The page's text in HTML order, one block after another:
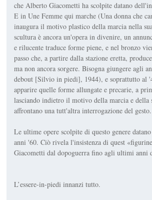
che Alberto Giacometti ha scolpite datano
E in Une Femme qui marche (Una donna che
inaugura il motivo plastico della marcia nella
scultura è ancora un'opera in divenire, un
e rilucente traduce forme piene, e nel bronzo
passo che, a partire dalla stazione eretta,
ma non ancora sorgere. Bisogna giungere agli
debout [Silvio in piedi], 1944), e soprattutto al
apparire quelle forme allungate e precarie, a
lasciando indietro il motivo della marcia e della
affrontano una tutt'altra interrogazione del gesto.
Le ultime opere scolpite di questo genere
anni '60. Ciò rivela l'insistenza di quest
Giacometti dal dopoguerra fino agli ultimi anni
L’essere-in-piedi innanzi tutto.